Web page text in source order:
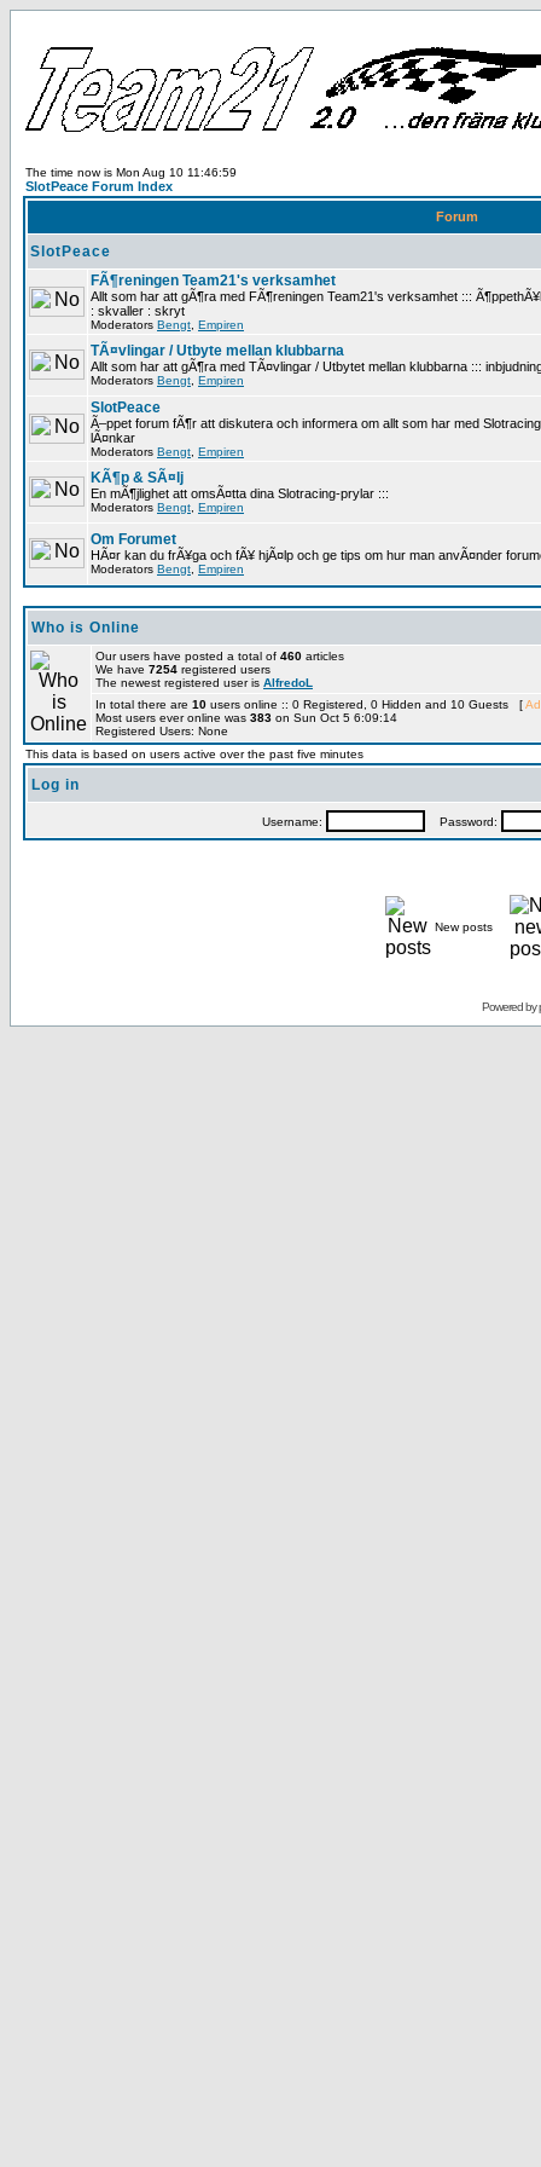
The time now is Mon Aug 10 11:46:59
SlotPeace Forum Index
Forum
SlotPeace
FÃ¶reningen Team21's verksamhet
Allt som har att gÃ¶ra med FÃ¶reningen Team21's verksamhet :::
: skvaller : skryt
Moderators Bengt Empiren
TÃ¤vlingar / Utbyte mellan klubbarna
Allt som har att gÃ¶ra med TÃ¤vlingar / Utbytet mellan klubbarna :::
Moderators Bengt Empiren
SlotPeace
Ã–ppet forum fÃ¶r att diskutera och informera om allt som har med
lÃ¤nkar
Moderators Bengt Empiren
KÃ¶p & SÃ¤lj
En mÃ¶jlighet att omsÃ¤tta dina Slotracing-prylar :::
Moderators Bengt Empiren
Om Forumet
HÃ¤r kan du frÃ¥ga och fÃ¥ hjÃ¤lp och ge tips om hur man anvÃ¤nder
Moderators Bengt Empiren
Who is Online
Our users have posted a total of 460 articles
We have 7254 registered users
The newest registered user is AlfredoL
In total there are 10 users online :: 0 Registered, 0 Hidden and 10 Guests [
Most users ever online was 383 on Sun Oct 5 6:09:14
Registered Users: None
This data is based on users active over the past five minutes
Log in
Username: Password:
New posts
Powered by